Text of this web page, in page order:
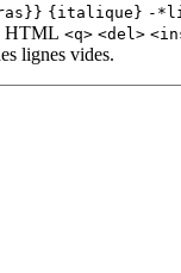
{italique} -
HTML <q> <del>
lignes vides.